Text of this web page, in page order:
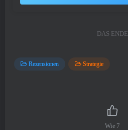
DAS ENDE
Rezensionen Strategie
Wie 7